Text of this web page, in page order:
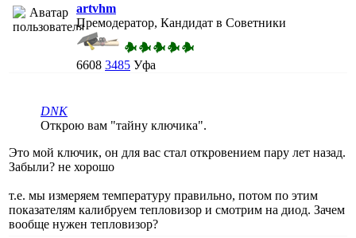
artvhm
Премодератор, Кандидат в Советники
6608 3485 Уфа
DNK
Открою вам "тайну ключика".
Это мой ключик, он для вас стал откровением пару лет назад.
Забыли? не хорошо
т.е. мы измеряем температуру правильно, потом по этим
показателям калибруем тепловизор и смотрим на диод. Зачем
вообще нужен тепловизор?